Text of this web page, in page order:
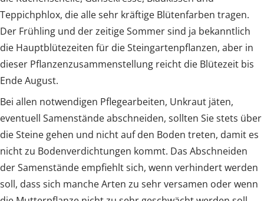
Teppichphlox, die alle sehr kräftige Blütenfarben tragen.
Der Frühling und der zeitige Sommer sind ja bekanntlich
die Hauptblütezeiten für die Steingartenpflanzen, aber in
dieser Pflanzenzusammenstellung reicht die Blütezeit bis
Ende August.
Bei allen notwendigen Pflegearbeiten, Unkraut jäten,
eventuell Samenstände abschneiden, sollten Sie stets über
die Steine gehen und nicht auf den Boden treten, damit es
nicht zu Bodenverdichtungen kommt. Das Abschneiden
der Samenstände empfiehlt sich, wenn verhindert werden
soll, dass sich manche Arten zu sehr versamen oder wenn